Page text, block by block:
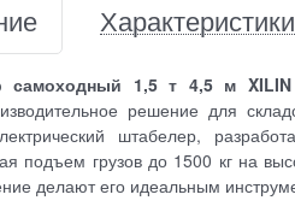
Характеристики
самоходный 1,5 т 4,5 м XILIN
решение для
штабелер,
подъем грузов до 1500 кг на
делают его идеальным